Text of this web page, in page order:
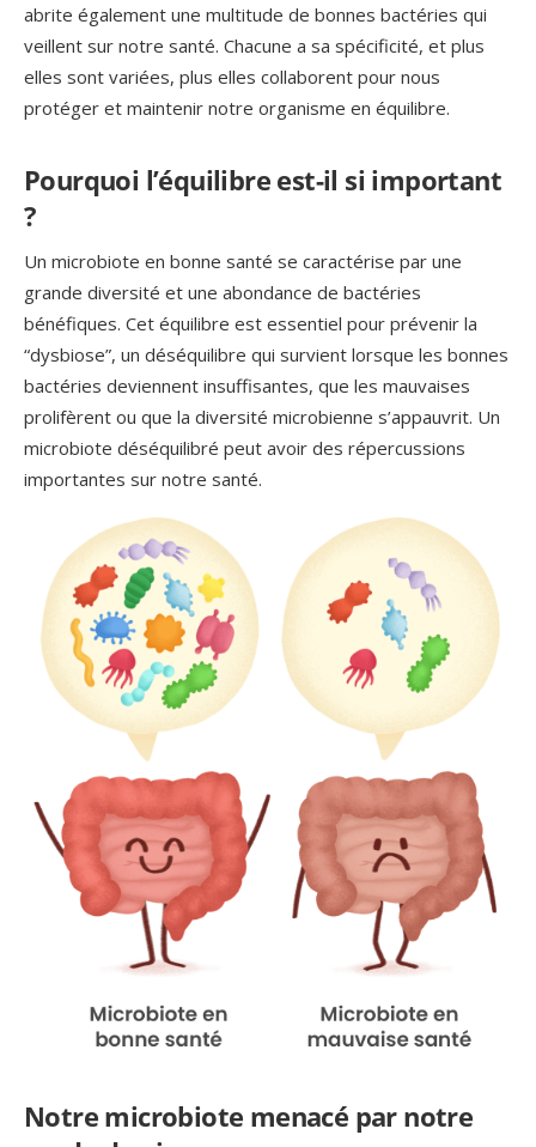
abrite également une multitude de bonnes bactéries qui
veillent sur notre santé. Chacune a sa spécificité, et plus
elles sont variées, plus elles collaborent pour nous
protéger et maintenir notre organisme en équilibre.
Pourquoi l’équilibre est-il si important
?
Un microbiote en bonne santé se caractérise par une
grande diversité et une abondance de bactéries
bénéfiques. Cet équilibre est essentiel pour prévenir la
“dysbiose”, un déséquilibre qui survient lorsque les bonnes
bactéries deviennent insuffisantes, que les mauvaises
prolifèrent ou que la diversité microbienne s’appauvrit. Un
microbiote déséquilibré peut avoir des répercussions
importantes sur notre santé.
Notre microbiote menacé par notre